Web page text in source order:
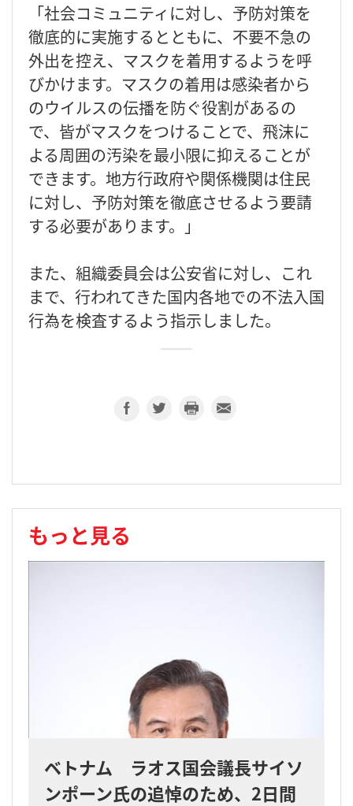
「社会コミュニティに対し、予防対策を
徹底的に実施するとともに、不要不急の
外出を控え、マスクを着用するようを呼
びかけます。マスクの着用は感染者から
のウイルスの伝播を防ぐ役割があるの
で、皆がマスクをつけることで、飛沫に
よる周囲の汚染を最小限に抑えることが
できます。地方行政府や関係機関は住民
に対し、予防対策を徹底させるよう要請
する必要があります。」
また、組織委員会は公安省に対し、これ
まで、行われてきた国内各地での不法入国
行為を検査するよう指示しました。
もっと見る
ベトナム ラオス国会議長サイソ
ンポーン氏の追悼のため、2日間